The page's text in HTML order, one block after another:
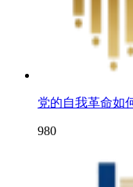
党的自我革命如
980